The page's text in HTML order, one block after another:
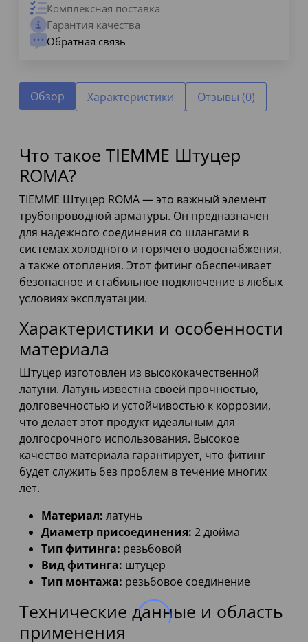
Комплексная поставка
Гарантия качества
Обратная связь
Обзор Характеристики Отзывы (0)
Что такое TIEMME Штуцер
ROMA?
TIEMME Штуцер ROMA — это важный элемент
трубопроводной арматуры. Он предназначен
для надежного соединения со шлангами в
системах холодного и горячего водоснабжения,
а также отопления. Этот фитинг обеспечивает
безопасное и стабильное подключение в любых
условиях эксплуатации.
Характеристики и особенности
материала
Штуцер изготовлен из высококачественной
латуни. Латунь известна своей прочностью,
долговечностью и устойчивостью к коррозии,
что делает этот продукт идеальным для
долгосрочного использования. Высокое
качество материала гарантирует, что фитинг
будет служить без проблем в течение многих
лет.
Материал: латунь
Диаметр присоединения: 2 дюйма
Тип фитинга: резьбовой
Вид фитинга: штуцер
Тип монтажа: резьбовое соединение
Технические данные и область
применения